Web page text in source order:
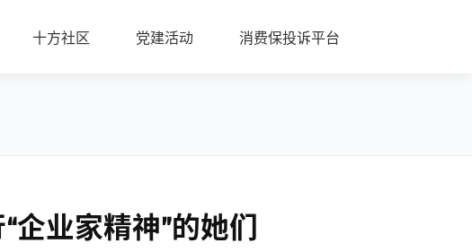
十方社区 党建活动 消费保投诉平台
企业家精神”的她们